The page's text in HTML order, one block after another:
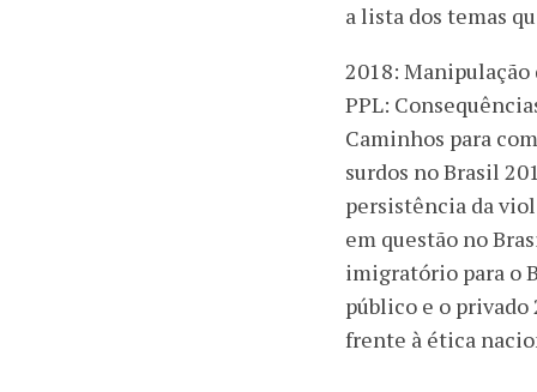
a lista dos temas
2018:
PPL:
Caminhos para
surdos no Brasil
persistência da
em questão no
imigratório para o
público e o
frente à ética